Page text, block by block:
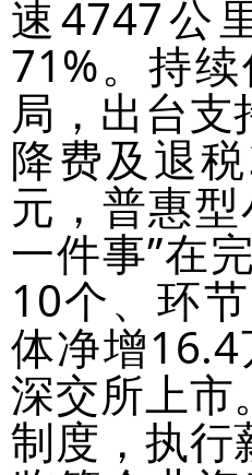
速4747公
71%。持
局，出台
降费及退
元，普惠
一件事”在
10个、环
体净增
深交所上市
制度，执行